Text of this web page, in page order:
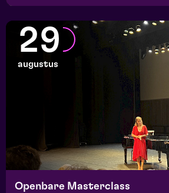
29
augustus
Openbare Masterclass